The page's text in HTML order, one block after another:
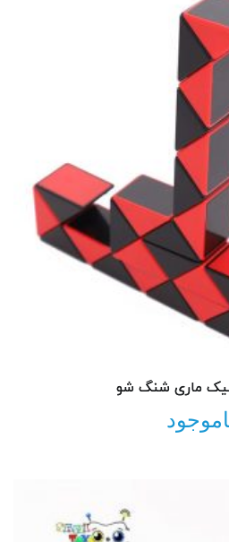
ماری شنگ شو